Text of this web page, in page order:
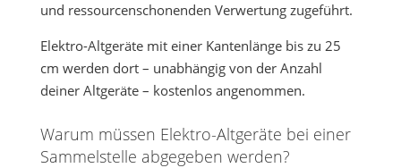
und ressourcenschonenden Verwertung zugeführt.
Elektro-Altgeräte mit einer Kantenlänge bis zu 25
cm werden dort – unabhängig von der Anzahl
deiner Altgeräte – kostenlos angenommen.
Warum müssen Elektro-Altgeräte bei einer
Sammelstelle abgegeben werden?